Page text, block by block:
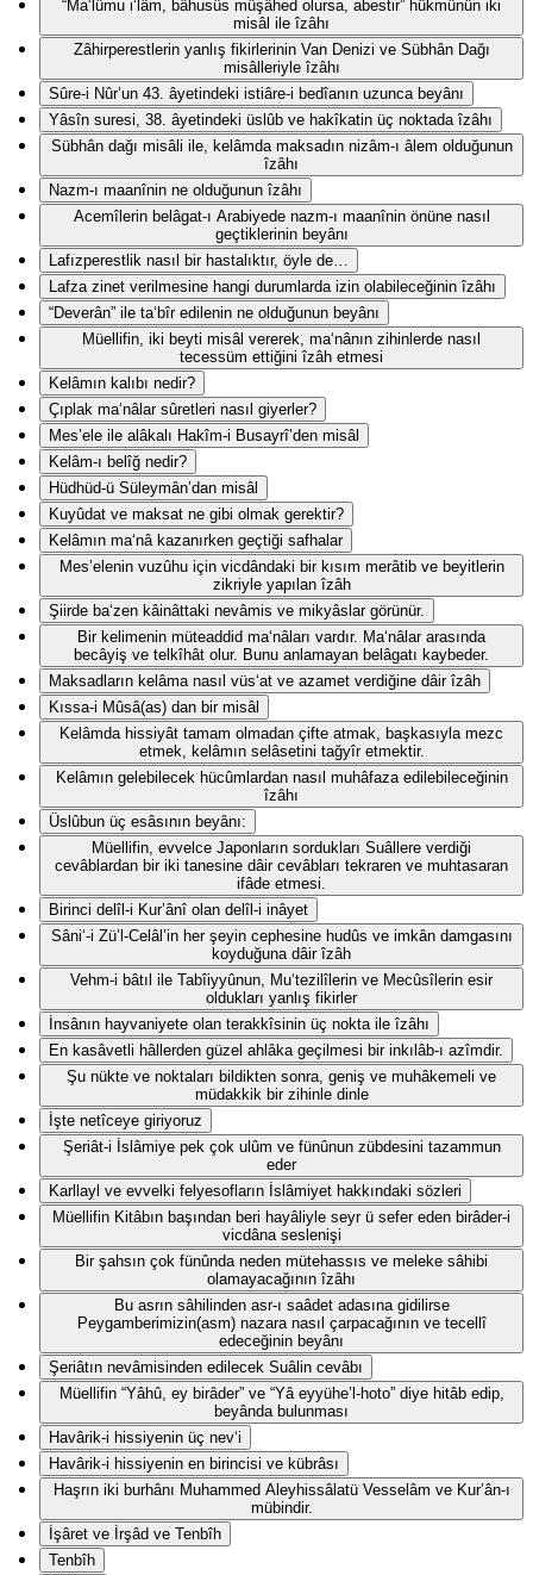
“Ma‘lûmu i‘lâm, bâhusûs müşâhed olursa, abestir” hükmünün iki
misâl ile îzâhı
Zâhirperestlerin yanlış fikirlerinin Van Denizi ve Sübhân Dağı
misâlleriyle îzâhı
Sûre-i Nûr’un 43. âyetindeki istiâre-i bedîanın uzunca beyânı
Yâsîn suresi, 38. âyetindeki üslûb ve hakîkatin üç noktada îzâhı
Sübhân dağı misâli ile, kelâmda maksadın nizâm-ı âlem olduğunun
îzâhı
Nazm-ı maanînin ne olduğunun îzâhı
Acemîlerin belâgat-ı Arabiyede nazm-ı maanînin önüne nasıl
geçtiklerinin beyânı
Lafızperestlik nasıl bir hastalıktır, öyle de…
Lafza zinet verilmesine hangi durumlarda izin olabileceğinin îzâhı
“Deverân” ile ta‘bîr edilenin ne olduğunun beyânı
Müellifin, iki beyti misâl vererek, ma‘nânın zihinlerde nasıl
tecessüm ettiğini îzâh etmesi
Kelâmın kalıbı nedir?
Çıplak ma‘nâlar sûretleri nasıl giyerler?
Mes’ele ile alâkalı Hakîm-i Busayrî’den misâl
Kelâm-ı belîğ nedir?
Hüdhüd-ü Süleymân’dan misâl
Kuyûdat ve maksat ne gibi olmak gerektir?
Kelâmın ma‘nâ kazanırken geçtiği safhalar
Mes’elenin vuzûhu için vicdândaki bir kısım merâtib ve beyitlerin
zikriyle yapılan îzâh
Şiirde ba‘zen kâinâttaki nevâmis ve mikyâslar görünür.
Bir kelimenin müteaddid ma‘nâları vardır. Ma‘nâlar arasında
becâyiş ve telkîhât olur. Bunu anlamayan belâgatı kaybeder.
Maksadların kelâma nasıl vüs‘at ve azamet verdiğine dâir îzâh
Kıssa-i Mûsâ(as) dan bir misâl
Kelâmda hissiyât tamam olmadan çifte atmak, başkasıyla mezc
etmek, kelâmın selâsetini tağyîr etmektir.
Kelâmın gelebilecek hücûmlardan nasıl muhâfaza edilebileceğinin
îzâhı
Üslûbun üç esâsının beyânı:
Müellifin, evvelce Japonların sordukları Suâllere verdiği
cevâblardan bir iki tanesine dâir cevâbları tekraren ve muhtasaran
ifâde etmesi.
Birinci delîl-i Kur’ânî olan delîl-i inâyet
Sâni‘-i Zü’l-Celâl’in her şeyin cephesine hudûs ve imkân damgasını
koyduğuna dâir îzâh
Vehm-i bâtıl ile Tabîiyyûnun, Mu‘tezilîlerin ve Mecûsîlerin esir
oldukları yanlış fikirler
İnsânın hayvaniyete olan terakkîsinin üç nokta ile îzâhı
En kasâvetli hâllerden güzel ahlâka geçilmesi bir inkılâb-ı azîmdir.
Şu nükte ve noktaları bildikten sonra, geniş ve muhâkemeli ve
müdakkik bir zihinle dinle
İşte netîceye giriyoruz
Şeriât-i İslâmiye pek çok ulûm ve fünûnun zübdesini tazammun
eder
Karllayl ve evvelki felyesofların İslâmiyet hakkındaki sözleri
Müellifin Kitâbın başından beri hayâliyle seyr ü sefer eden birâder-i
vicdâna seslenişi
Bir şahsın çok fünûnda neden mütehassıs ve meleke sâhibi
olamayacağının îzâhı
Bu asrın sâhilinden asr-ı saâdet adasına gidilirse
Peygamberimizin(asm) nazara nasıl çarpacağının ve tecellî
edeceğinin beyânı
Şeriâtın nevâmisinden edilecek Suâlin cevâbı
Müellifin “Yâhû, ey birâder” ve “Yâ eyyühe’l-hoto” diye hitâb edip,
beyânda bulunması
Havârik-i hissiyenin üç nev‘i
Havârik-i hissiyenin en birincisi ve kübrâsı
Haşrın iki burhânı Muhammed Aleyhissâlatü Vesselâm ve Kur’ân-ı
mübindir.
İşâret ve İrşâd ve Tenbîh
Tenbîh